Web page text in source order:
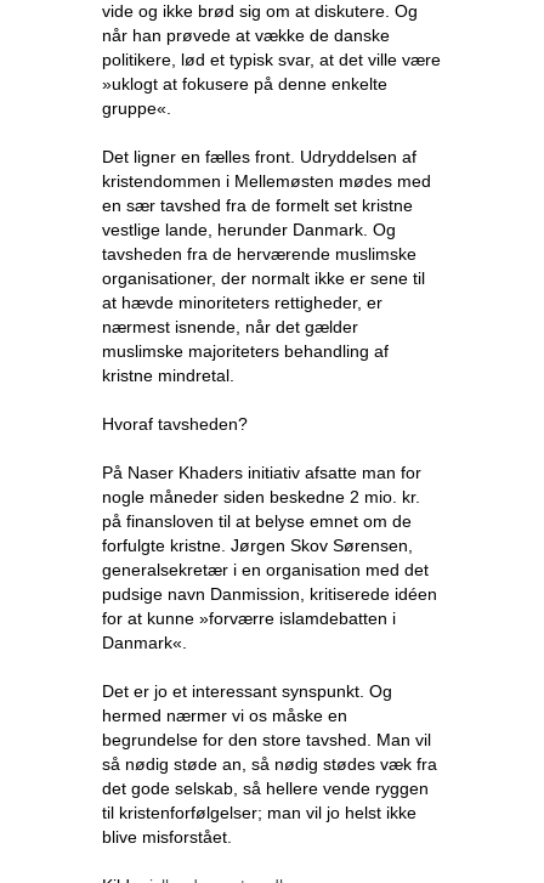
vide og ikke brød sig om at diskutere. Og
når han prøvede at vække de danske
politikere, lød et typisk svar, at det ville være
»uklogt at fokusere på denne enkelte
gruppe«.
Det ligner en fælles front. Udryddelsen af
kristendommen i Mellemøsten mødes med
en sær tavshed fra de formelt set kristne
vestlige lande, herunder Danmark. Og
tavsheden fra de herværende muslimske
organisationer, der normalt ikke er sene til
at hævde minoriteters rettigheder, er
nærmest isnende, når det gælder
muslimske majoriteters behandling af
kristne mindretal.
Hvoraf tavsheden?
På Naser Khaders initiativ afsatte man for
nogle måneder siden beskedne 2 mio. kr.
på finansloven til at belyse emnet om de
forfulgte kristne. Jørgen Skov Sørensen,
generalsekretær i en organisation med det
pudsige navn Danmission, kritiserede idéen
for at kunne »forværre islamdebatten i
Danmark«.
Det er jo et interessant synspunkt. Og
hermed nærmer vi os måske en
begrundelse for den store tavshed. Man vil
så nødig støde an, så nødig stødes væk fra
det gode selskab, så hellere vende ryggen
til kristenforfølgelser; man vil jo helst ikke
blive misforstået.